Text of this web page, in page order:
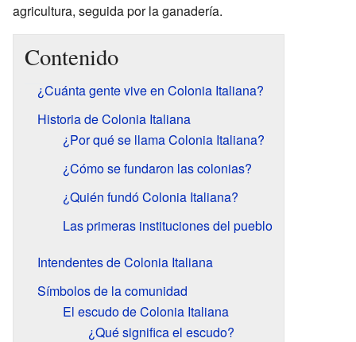
agricultura, seguida por la ganadería.
Contenido
¿Cuánta gente vive en Colonia Italiana?
Historia de Colonia Italiana
¿Por qué se llama Colonia Italiana?
¿Cómo se fundaron las colonias?
¿Quién fundó Colonia Italiana?
Las primeras instituciones del pueblo
Intendentes de Colonia Italiana
Símbolos de la comunidad
El escudo de Colonia Italiana
¿Qué significa el escudo?